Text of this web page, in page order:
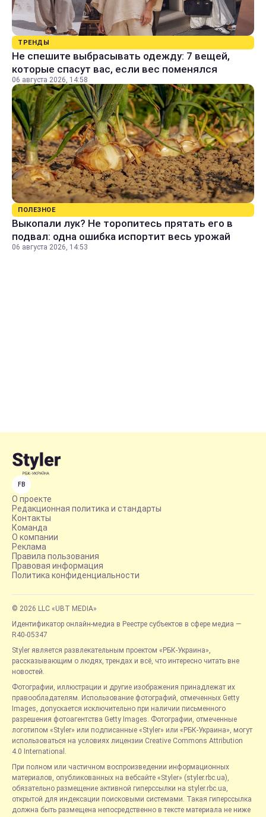
ТРЕНДЫ
Не спешите выбрасывать одежду: 7 вещей,
которые спасут вас, если вес поменялся
06 августа 2026, 14:58
ПОЛЕЗНОЕ
Выкопали лук? Не торопитесь прятать его в
подвал: одна ошибка испортит весь урожай
06 августа 2026, 14:53
FB
О проекте
Редакционная политика и стандарты
Контакты
Команда
О компании
Реклама
Правила пользования
Правовая информация
Политика конфиденциальности
© 2026 LLC «UBT MEDIA»
Идентификатор онлайн-медиа в Реестре субъектов в сфере медиа —
R40-05347
Styler является развлекательным проектом «РБК-Украина»,
рассказывающим о людях, трендах и всё, что интересно читать вне
новостей.
Фотографии, иллюстрации и другие изображения принадлежат их
правообладателям. Использование фотографий, отмеченных Getty
Images, допускается исключительно при наличии письменного
разрешения фотоагентства Getty Images. Фотографии, отмеченные
логотипом «Styler» или подписанные «Styler» или «РБК-Украина», могут
использоваться на условиях лицензии Creative Commons Attribution
4.0 International.
При полном или частичном воспроизведении информационных
материалов, опубликованных на вебсайте «Styler» (styler.rbc.ua),
обязательно размещение активной гиперссылки на styler.rbc.ua,
открытой для индексации поисковыми системами. Такая гиперссылка
должна быть размещена непосредственно в тексте материала не ниже